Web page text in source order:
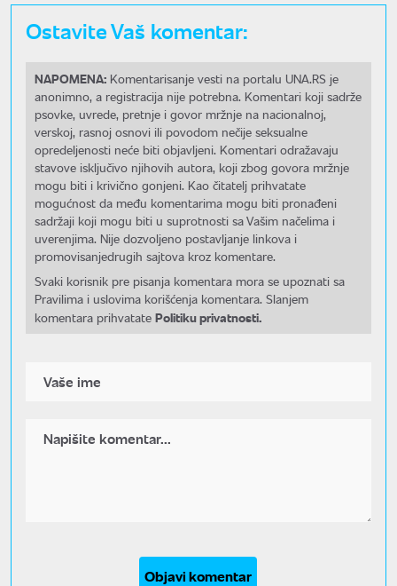
Ostavite Vaš komentar:
NAPOMENA: Komentarisanje vesti na portalu UNA.RS je
anonimno, a registracija nije potrebna. Komentari koji sadrže
psovke, uvrede, pretnje i govor mržnje na nacionalnoj,
verskoj, rasnoj osnovi ili povodom nečije seksualne
opredeljenosti neće biti objavljeni. Komentari odražavaju
stavove isključivo njihovih autora, koji zbog govora mržnje
mogu biti i krivično gonjeni. Kao čitatelj prihvatate
mogućnost da među komentarima mogu biti pronađeni
sadržaji koji mogu biti u suprotnosti sa Vašim načelima i
uverenjima. Nije dozvoljeno postavljanje linkova i
promovisanjedrugih sajtova kroz komentare.
Svaki korisnik pre pisanja komentara mora se upoznati sa
Pravilima i uslovima korišćenja komentara. Slanjem
komentara prihvatate Politiku privatnosti.
Objavi komentar